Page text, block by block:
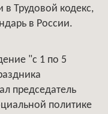
в Трудовой кодекс,
в России.
"с 1 по 5
председатель
политике